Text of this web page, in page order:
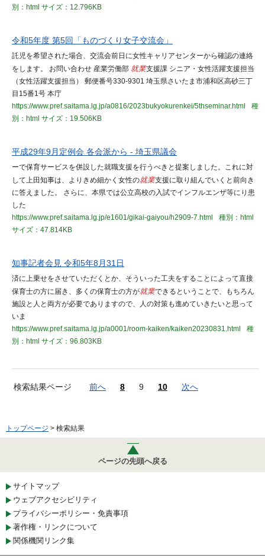
別：html サイズ：12.796KB
令和5年度 第5回「ものづくり女子交流会」
託児を希望された場合、交流会前日に女性キャリアセンターから確認の連絡
をします。 お問い合わせ 産業労働部 就業支援課 シニア・女性活躍支援担当
（女性活躍支援担当） 郵便番号330-9301 埼玉県さいたま市浦和区高砂三丁
目15番1号 本庁
https://www.pref.saitama.lg.jp/a0816/2023bukyokurenkei/5thseminar.html
種
別：html サイズ：19.506KB
平成29年9月定例会 各会派から - 埼玉県議会
ーで保育サービスを併設した就職支援を行うべきと提案しました。これに対
して上田知事は、よりきめ細かく女性の就業支援に取り組んでいくと前向き
に答えました。 さらに、本県では公立高校の入試でインフルエンザ等にり患
した
https://www.pref.saitama.lg.jp/e1601/gikai-gaiyou/h2909-7.html
種別：html
サイズ：47.814KB
知事記者会見 令和5年8月31日
済に上乗せをさせていただくとか、そういった工夫をすることによって直接
保育士の方に届き、多くの保育士の方が就業できるということで、もちろん
施設と人と両方が必要でありますので、人の対策も進めていきたいと思って
いま
https://www.pref.saitama.lg.jp/a0001/room-kaiken/kaiken20230831.html
種
別：html サイズ：96.803KB
検索結果ページ 前へ 8 9 10 次へ
トップページ > 検索結果
ページの先頭へ戻る
サイトマップ
ウェブアクセシビリティ
プライバシーポリシー・免責事項
著作権・リンクについて
関係機関リンク集